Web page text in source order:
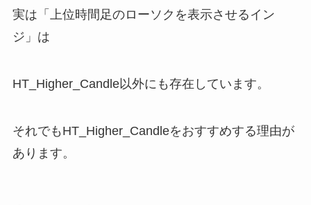
実は「上位時間足のローソクを表示させるイン
ジ」は
HT_Higher_Candle以外にも存在しています。
それでもHT_Higher_Candleをおすすめする理由が
あります。